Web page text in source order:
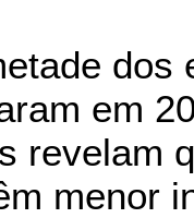
dos
em
revelam
menor